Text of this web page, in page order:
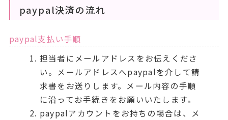
paypal決済の流れ
paypal支払い手順
担当者にメールアドレスをお伝えくださ
い。メールアドレスへpaypalを介して請
求書をお送りします。メール内容の手順
に沿ってお手続きをお願いいたします。
paypalアカウントをお持ちの場合は、メ